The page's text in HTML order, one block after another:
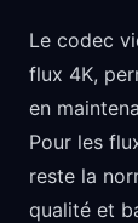
Le codec
flux 4K,
en
Pour les
reste la
qualité et